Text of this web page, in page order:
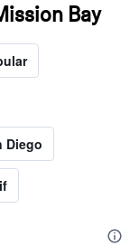
Bay
Diego